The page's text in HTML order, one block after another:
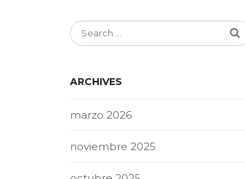
ARCHIVES
marzo 2026
noviembre 2025